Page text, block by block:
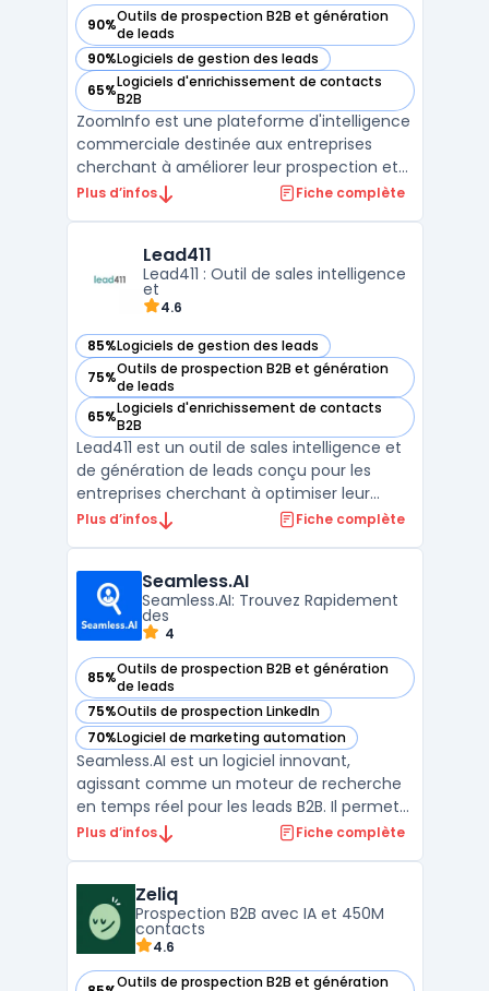
90%Outils de prospection B2B et génération
de leads
— voir ZoomInfo dans cette catégorie
90%Logiciels de gestion des leads
— voir ZoomInfo dans cette catégorie
65%Logiciels d'enrichissement de contacts
B2B
— voir ZoomInfo dans cette catégorie
ZoomInfo est une plateforme d'intelligence
commerciale destinée aux entreprises
cherchant à améliorer leur prospection et
gestion des contacts professionnels. Elle
commerciales et marketing de cibler
précisément leurs prospect ...
Plus d’infos Fiche complète
Lead411
Lead411 : Outil de sales intelligence
et
4.6
85%Logiciels de gestion des leads
— voir Lead411 dans cette catégorie
75%Outils de prospection B2B et génération
de leads
— voir Lead411 dans cette catégorie
65%Logiciels d'enrichissement de contacts
B2B
— voir Lead411 dans cette catégorie
Lead411 est un outil de sales intelligence et
de génération de leads conçu pour les
entreprises cherchant à optimiser leur
prospection commerciale.Il fournit des
d'accéder à des informations précises sur
les entreprises et ...
Plus d’infos Fiche complète
Seamless.AI
Seamless.AI: Trouvez Rapidement
des
4
85%Outils de prospection B2B et génération
de leads
— voir Seamless.AI dans cette catégorie
75%Outils de prospection LinkedIn
— voir Seamless.AI dans cette catégorie
70%Logiciel de marketing automation
— voir Seamless.AI dans cette catégorie
Seamless.AI est un logiciel innovant,
agissant comme un moteur de recherche
en temps réel pour les leads B2B. Il permet
de trouver des numéros de téléphone
plateforme offre 50 crédits gratuits pour
démarrer, sans néce ...
Plus d’infos Fiche complète
Zeliq
Prospection B2B avec IA et 450M
contacts
4.6
Outils de prospection B2B et génération